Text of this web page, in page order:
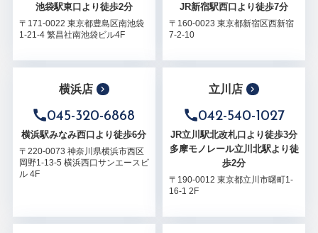
池袋駅東口より徒歩2分
〒171-0022 東京都豊島区南池袋
1-21-4 繁昌社南池袋ビル4F
JR新宿駅西口より徒歩7分
〒160-0023 東京都新宿区西新宿
7-2-10
横浜店
045-320-6868
横浜駅みなみ西口より徒歩6分
〒220-0073 神奈川県横浜市西区
岡野1-13-5 横浜西口サンエースビ
ル 4F
立川店
042-540-1027
JR立川駅北改札口より徒歩3分
多摩モノレール立川北駅より徒
歩2分
〒190-0012 東京都立川市曙町1-
16-1 2F